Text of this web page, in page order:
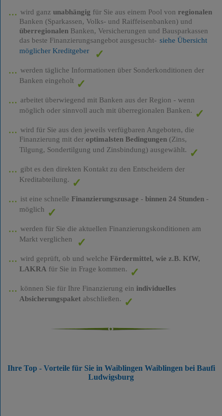
wird ganz unabhängig für Sie aus einem Pool von regionalen
Banken (Sparkassen, Volks- und Raiffeisenbanken) und
überregionalenBanken, Versicherungen und Bausparkassen
das beste Finanzierungsangebot ausgesucht- siehe Übersicht
möglicher Kreditgeber
werden tägliche Informationen über Sonderkonditionen der
Banken eingeholt
arbeitet überwiegend mit Banken aus der Region - wenn
möglich oder sinnvoll auch mit überregionalen Banken.
wird für Sie aus den jeweils verfügbaren Angeboten, die
Finanzierung mit der optimalsten Bedingungen(Zins,
Tilgung, Sondertilgung und Zinsbindung) ausgewählt.
gibt es den direkten Kontakt zu den Entscheidern der
Kreditabteilung.
ist eine schnelle Finanzierungszusage - binnen 24 Stunden-
möglich
werden für Sie die aktuellen Finanzierungskonditionen am
Markt verglichen
wird geprüft, ob und welche Fördermittel, wie z.B. KfW,
LAKRA für Sie in Frage kommen.
können Sie für Ihre Finanzierung ein individuelles
Absicherungspaketabschließen.
Ihre Top - Vorteile für Sie in Waiblingen Waiblingen bei Baufi
Ludwigsburg